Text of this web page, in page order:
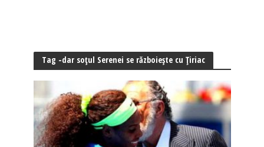
Tag -dar soțul Serenei se războiește cu Țiriac